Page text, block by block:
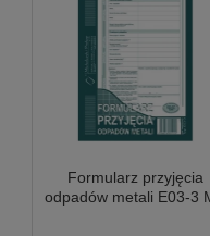
Formularz przyjęcia
odpadów metali E03-3